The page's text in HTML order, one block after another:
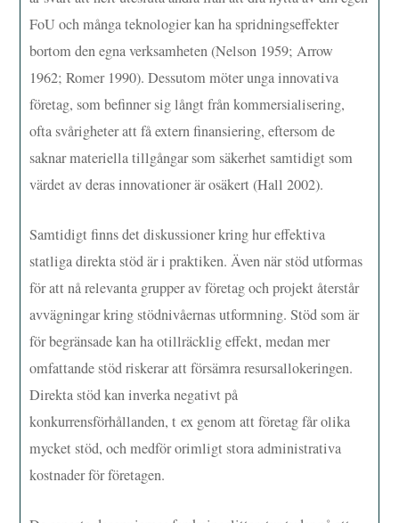
FoU och många teknologier kan ha spridningseffekter
bortom den egna verksamheten (Nelson 1959; Arrow
1962; Romer 1990). Dessutom möter unga innovativa
företag, som befinner sig långt från kommersialisering,
ofta svårigheter att få extern finansiering, eftersom de
saknar materiella tillgångar som säkerhet samtidigt som
värdet av deras innovationer är osäkert (Hall 2002).
Samtidigt finns det diskussioner kring hur effektiva
statliga direkta stöd är i praktiken. Även när stöd utformas
för att nå relevanta grupper av företag och projekt återstår
avvägningar kring stödnivåernas utformning. Stöd som är
för begränsade kan ha otillräcklig effekt, medan mer
omfattande stöd riskerar att försämra resursallokeringen.
Direkta stöd kan inverka negativt på
konkurrensförhållanden, t ex genom att företag får olika
mycket stöd, och medför orimligt stora administrativa
kostnader för företagen.